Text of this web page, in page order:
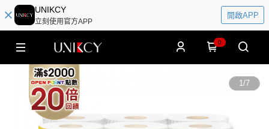
UNIKCY
立刻使用官方APP
開啟APP
0
1/7